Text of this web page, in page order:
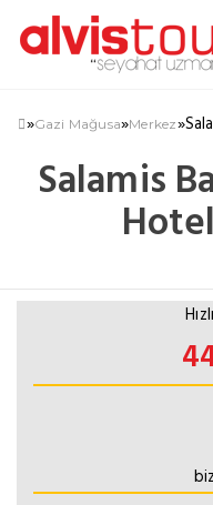
»Gazi Mağusa»Merkez»
Salamis